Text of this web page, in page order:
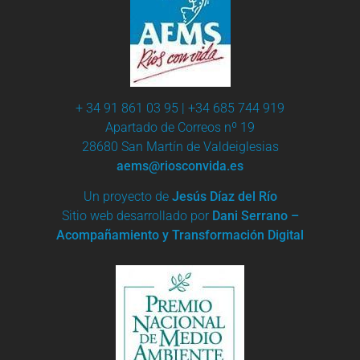
+ 34 91 861 03 95 | +34 685 744 919
Apartado de Correos nº 19
28680 San Martín de Valdeiglesias
aems@riosconvida.es
Un proyecto de Jesús Díaz del Río
Sitio web desarrollado por Dani Serrano –
Acompañamiento y Transformación Digital